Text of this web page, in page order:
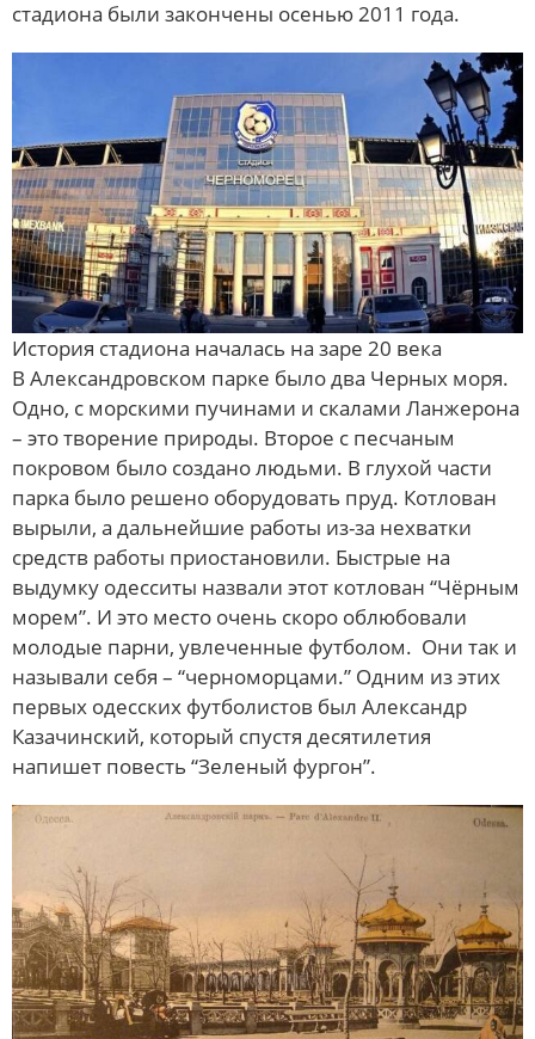
стадиона были закончены осенью 2011 года.
История стадиона началась на заре 20 века
В Александровском парке было два Черных моря.
Одно, с морскими пучинами и скалами Ланжерона
– это творение природы. Второе с песчаным
покровом было создано людьми. В глухой части
парка было решено оборудовать пруд. Котлован
вырыли, а дальнейшие работы из-за нехватки
средств работы приостановили. Быстрые на
выдумку одесситы назвали этот котлован “Чёрным
морем”. И это место очень скоро облюбовали
молодые парни, увлеченные футболом. Они так и
называли себя – “черноморцами.” Одним из этих
первых одесских футболистов был Александр
Казачинский, который спустя десятилетия
напишет повесть “Зеленый фургон”.